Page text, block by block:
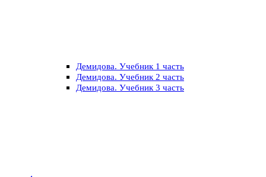
Демидова. Учебник 1 часть
Демидова. Учебник 2 часть
Демидова. Учебник 3 часть